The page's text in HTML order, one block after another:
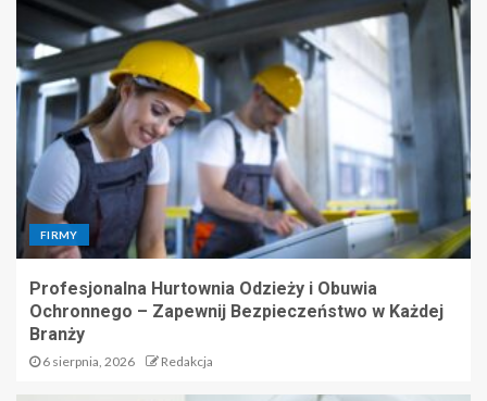
FIRMY
Profesjonalna Hurtownia Odzieży i Obuwia
Ochronnego – Zapewnij Bezpieczeństwo w Każdej
Branży
6 sierpnia, 2026 Redakcja